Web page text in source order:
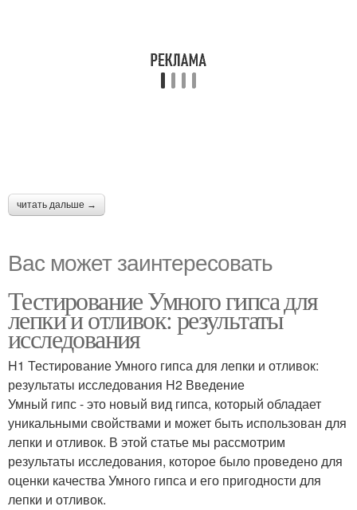
читать дальше →
Вас может заинтересовать
Тестирование Умного гипса для
лепки и отливок: результаты
исследования
H1 Тестирование Умного гипса для лепки и отливок:
результаты исследования H2 Введение
Умный гипс - это новый вид гипса, который обладает
уникальными свойствами и может быть использован для
лепки и отливок. В этой статье мы рассмотрим
результаты исследования, которое было проведено для
оценки качества Умного гипса и его пригодности для
лепки и отливок.